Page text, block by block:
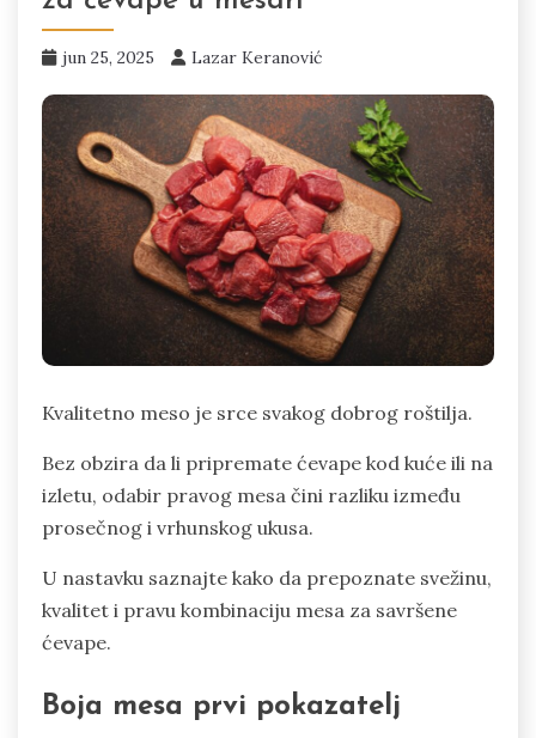
jun 25, 2025 Lazar Keranović
Kvalitetno meso je srce svakog dobrog roštilja.
Bez obzira da li pripremate ćevape kod kuće ili na
izletu, odabir pravog mesa čini razliku između
prosečnog i vrhunskog ukusa.
U nastavku saznajte kako da prepoznate svežinu,
kvalitet i pravu kombinaciju mesa za savršene
ćevape.
Boja mesa prvi pokazatelj